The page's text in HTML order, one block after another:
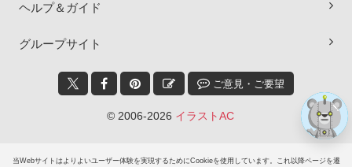
当Webサイトはよりよいユーザー体験を実現するためにCookieを使用しています。これ以降ページを遷
ヘルプ＆ガイド
グループサイト
ご意見・ご要望
© 2006-2026 イラストAC